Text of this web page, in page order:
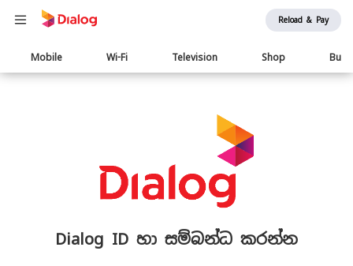
Reload & Pay
Main
navigation
Mobile Wi-Fi Television Shop
Dialog ID හා සම්බන්ධ කරන්න